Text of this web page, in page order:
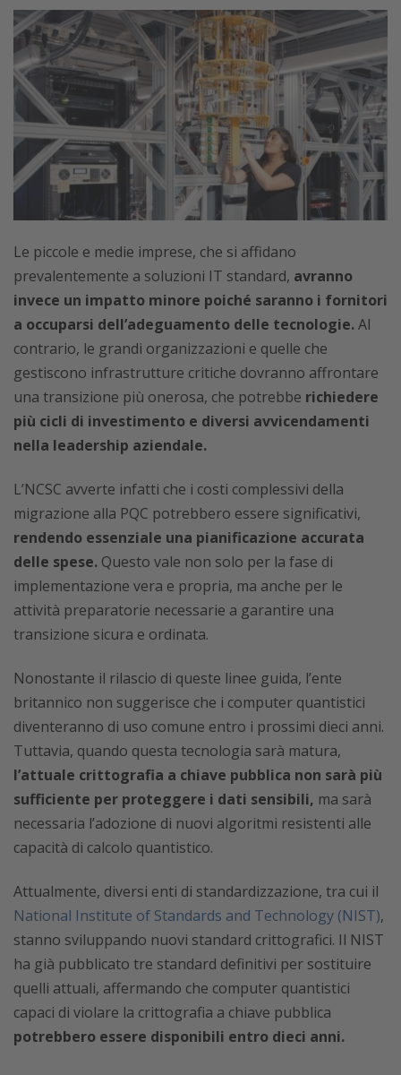
Le piccole e medie imprese, che si affidano
prevalentemente a soluzioni IT standard, avranno
invece un impatto minore poiché saranno i fornitori
a occuparsi dell’adeguamento delle tecnologie.Al
contrario, le grandi organizzazioni e quelle che
gestiscono infrastrutture critiche dovranno affrontare
una transizione più onerosa, che potrebbe richiedere
più cicli di investimento e diversi avvicendamenti
nella leadership aziendale.
L’NCSC avverte infatti che i costi complessivi della
migrazione alla PQC potrebbero essere significativi,
rendendo essenziale una pianificazione accurata
delle spese. Questo vale non solo per la fase di
implementazione vera e propria, ma anche per le
attività preparatorie necessarie a garantire una
transizione sicura e ordinata.
Nonostante il rilascio di queste linee guida, l’ente
britannico non suggerisce che i computer quantistici
diventeranno di uso comune entro i prossimi dieci anni.
Tuttavia, quando questa tecnologia sarà matura,
l’attuale crittografia a chiave pubblica non sarà più
sufficiente per proteggere i dati sensibili, ma sarà
necessaria l’adozione di nuovi algoritmi resistenti alle
capacità di calcolo quantistico.
Attualmente, diversi enti di standardizzazione, tra cui il
National Institute of Standards and Technology (NIST),
stanno sviluppando nuovi standard crittografici. Il NIST
ha già pubblicato tre standard definitivi per sostituire
quelli attuali, affermando che computer quantistici
capaci di violare la crittografia a chiave pubblica
potrebbero essere disponibili entro dieci anni.